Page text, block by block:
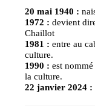
20 mai 1940 :
1972 : devient
Chaillot
1981 : entre au
culture.
1990 : est
la culture.
22 janvier 2024 :